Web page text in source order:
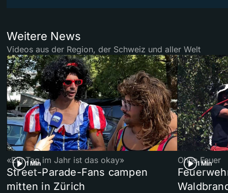
Weitere News
Videos aus der Region, der Schweiz und aller Welt
1 Min
«Ein Tag im Jahr ist das okay»
Street-Parade-Fans campen
mitten in Zürich
1 Min
Ohne Feuer